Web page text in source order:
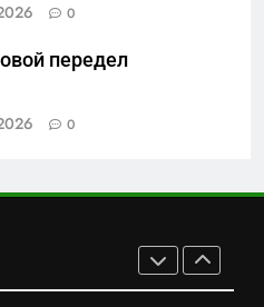
0
передел
0
в источник
«Обнуление»: Что
уничтожения
И ОБЛАСТЬ
анклаве:
изымают спирт «для
Отечества»
ПЕТЕРБУРГ И ОБЛАСТЬ